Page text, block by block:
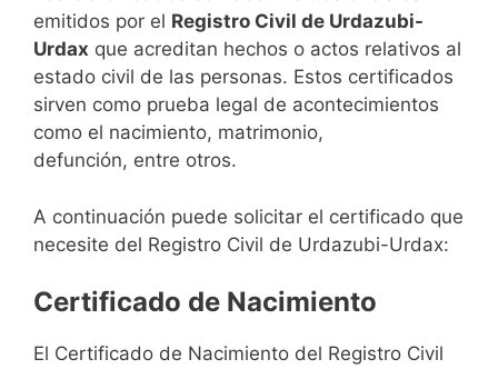
emitidos por el Registro Civil de Urdazubi-
Urdax que acreditan hechos o actos relativos al
estado civil de las personas. Estos certificados
sirven como prueba legal de acontecimientos
como el nacimiento, matrimonio,
defunción, entre otros.
A continuación puede solicitar el certificado que
necesite del Registro Civil de Urdazubi-Urdax:
Certificado de Nacimiento
El Certificado de Nacimiento del Registro Civil